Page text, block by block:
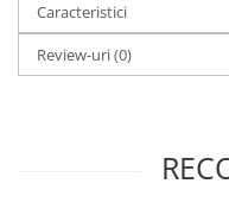
Caracteristici
Review-uri(0)